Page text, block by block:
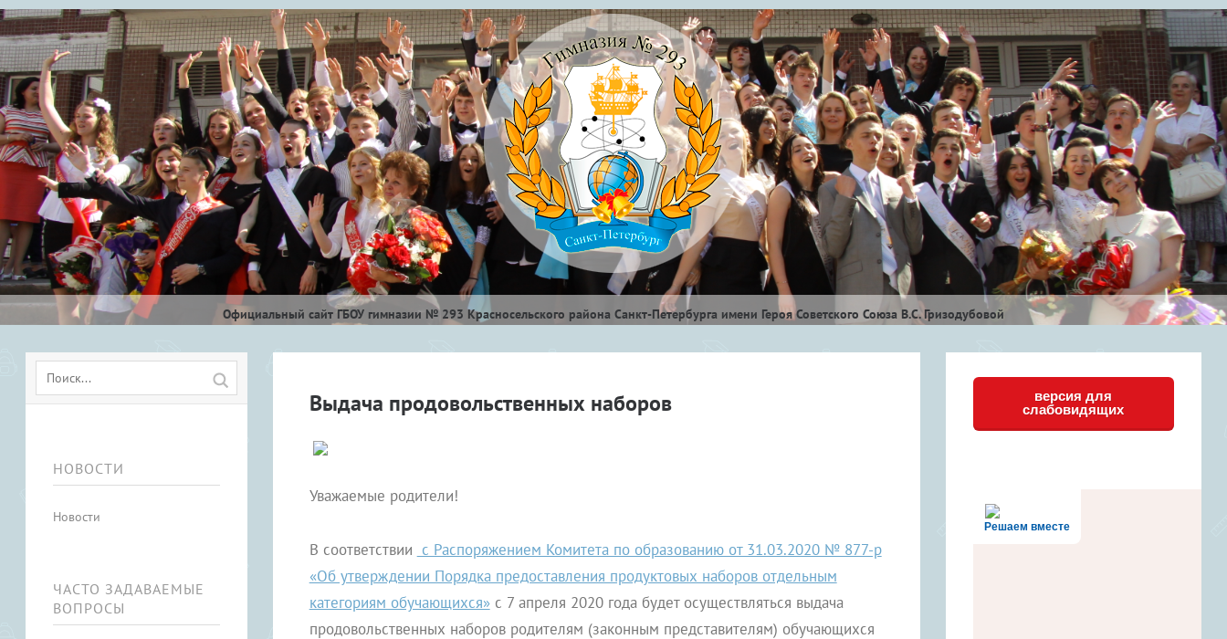
Официальный сайт ГБОУ гимназии № 293 Красносельского района Санкт-Петербурга имени Героя Советского Союза В.С. Гризодубовой
НОВОСТИ
Новости
ЧАСТО ЗАДАВАЕМЫЕ
ВОПРОСЫ
Выдача продовольственных наборов
Уважаемые родители!
В соответствии с Распоряжением Комитета по образованию от 31.03.2020 № 877-р
«Об утверждении Порядка предоставления продуктовых наборов отдельным
категориям обучающихся»с 7 апреля 2020 года будет осуществляться выдача
продовольственных наборов родителям (законным представителям) обучающихся
версия для
слабовидящих
Решаем вместе